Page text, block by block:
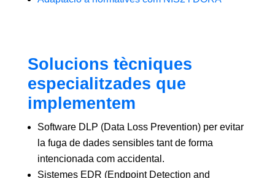
Solucions tècniques
especialitzades que
implementem
Software DLP (Data Loss Prevention) per evitar
la fuga de dades sensibles tant de forma
intencionada com accidental.
Sistemes EDR (Endpoint Detection and